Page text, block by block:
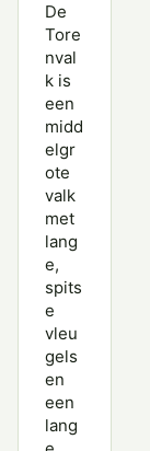
De
Tore
nval
k is
een
midd
elgr
ote
valk
met
lang
e,
spits
e
vleu
gels
en
een
lang